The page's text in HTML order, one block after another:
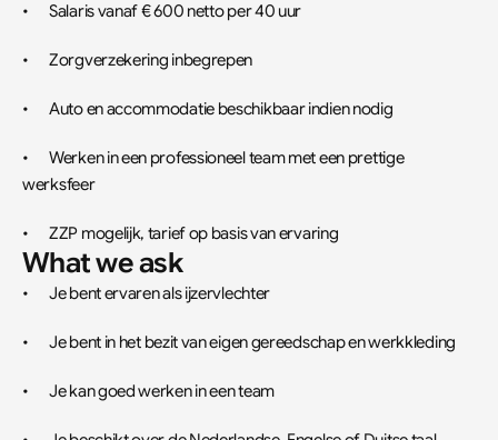
•	Salaris vanaf € 600 netto per 40 uur
•	Zorgverzekering inbegrepen
•	Auto en accommodatie beschikbaar indien nodig
•	Werken in een professioneel team met een prettige
werksfeer
•	ZZP mogelijk, tarief op basis van ervaring
What we ask
•	Je bent ervaren als ijzervlechter
•	Je bent in het bezit van eigen gereedschap en werkkleding
•	Je kan goed werken in een team